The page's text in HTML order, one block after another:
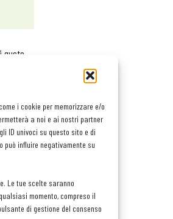
i cookie per memorizzare e/o
a noi e ai nostri partner
ID univoci su questo sito e di
può influire negativamente su
Le tue scelte saranno
momento, compreso il
di gestione del consenso
gusto
cui
anche
di